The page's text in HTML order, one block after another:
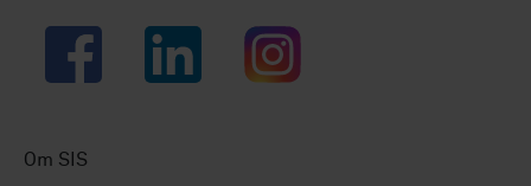
Facebook LinkedIn Instagram
Om SIS